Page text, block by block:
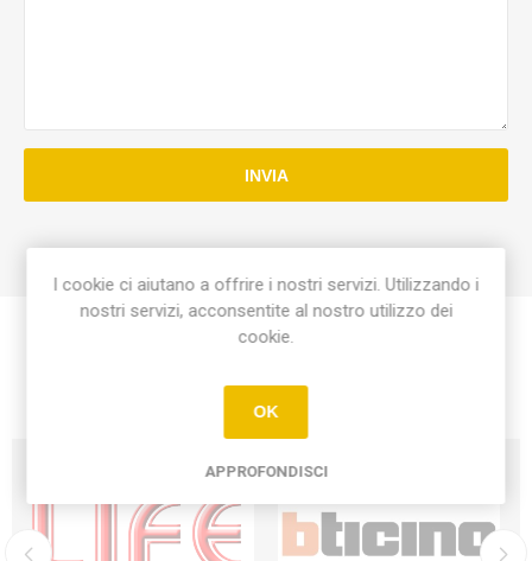
INVIA
I cookie ci aiutano a offrire i nostri servizi. Utilizzando i
nostri servizi, acconsentite al nostro utilizzo dei
cookie.
OK
APPROFONDISCI